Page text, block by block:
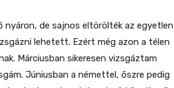
de sajnos eltörölték az egyetlen
lehetett. Ezért még azon a télen
Márciusban sikeresen vizsgáztam
Júniusban a némettel, őszre pedig